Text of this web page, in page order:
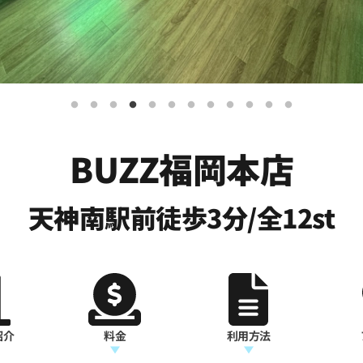
BUZZ福岡本店
天神南駅前徒歩3分/全12st
介 料金 利用方法